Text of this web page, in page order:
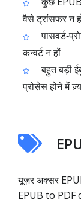
वैसे ट्रांसफर न
कन्वर्ट न हों
बहुत बड़ी
प्रोसेस होने में
यूज़र अक्सर
EPUB to PDF